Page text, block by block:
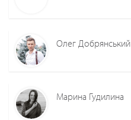
Олег Добрянський
Марина Гудилина